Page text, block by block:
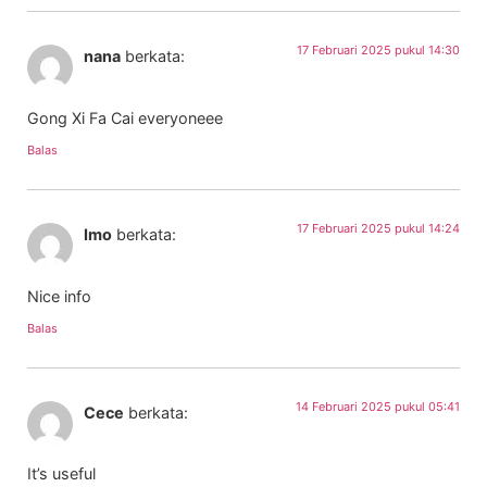
nana berkata: 17 Februari 2025 pukul 14:30
Gong Xi Fa Cai everyoneee
Balas
Imo berkata: 17 Februari 2025 pukul 14:24
Nice info
Balas
Cece berkata: 14 Februari 2025 pukul 05:41
It’s useful